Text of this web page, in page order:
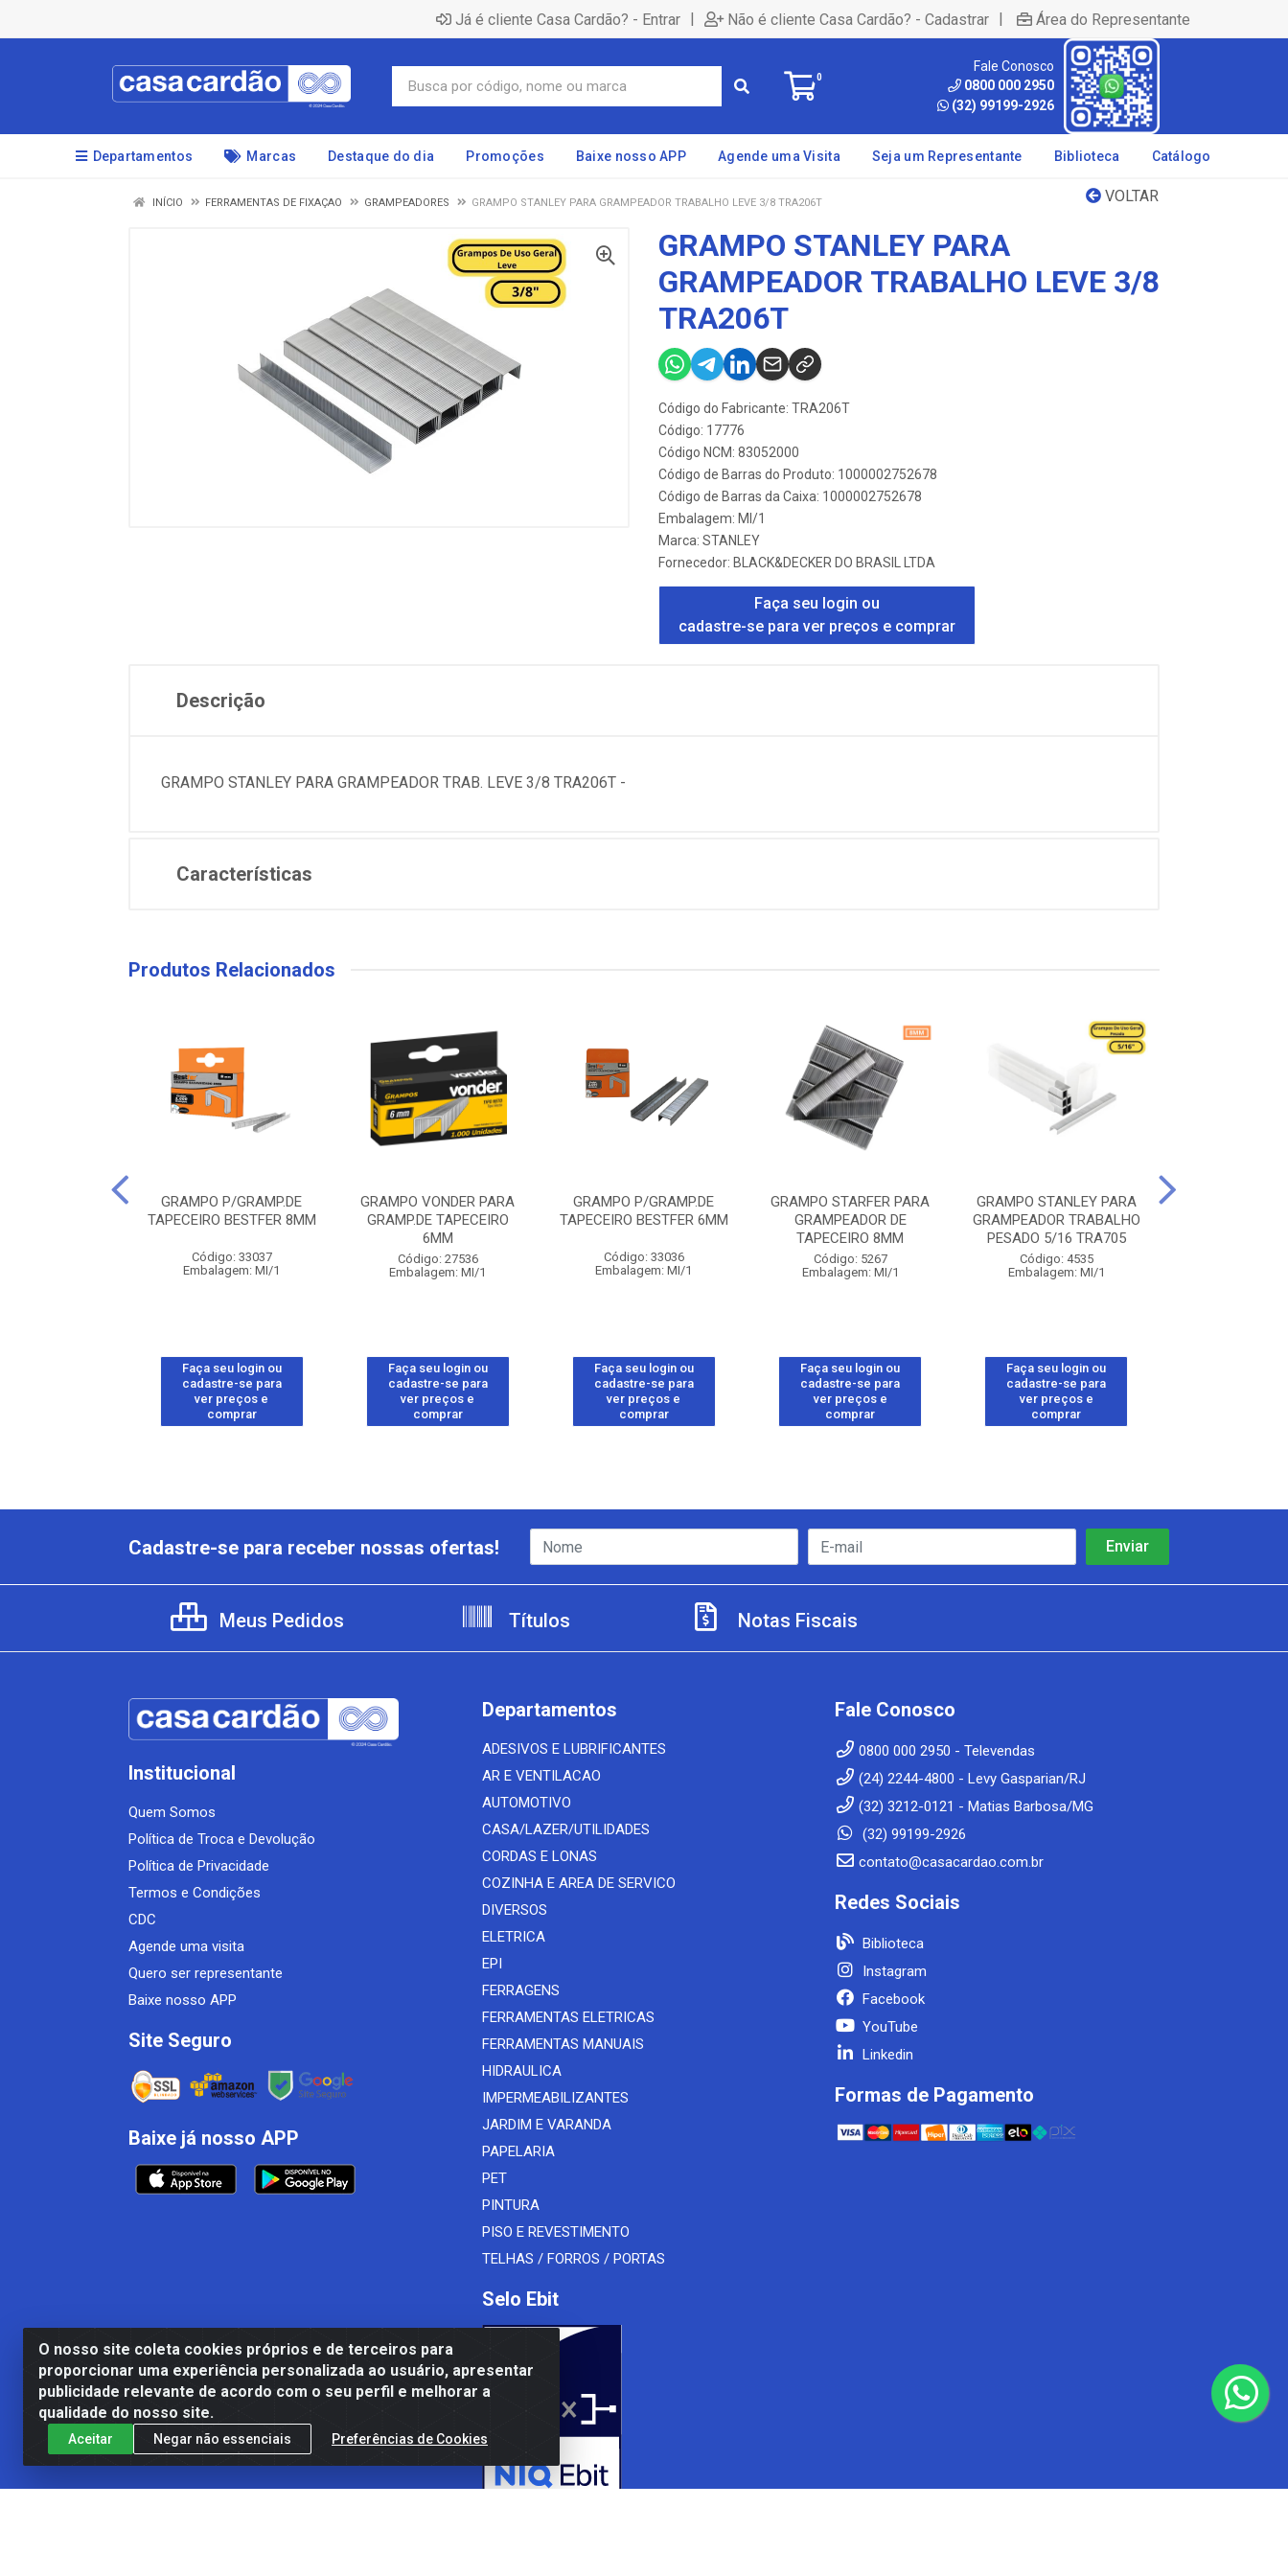
Já é cliente Casa Cardão? - Entrar | Não é cliente Casa Cardão? - Cadastrar | Área do Representante
0
Fale Conosco
0800 000 2950
(32) 99199-2926
Departamentos Marcas Destaque do dia Promoções Baixe nosso APP Agende uma Visita Seja um Representante Biblioteca Catálogo
VOLTAR
INÍCIO FERRAMENTAS DE FIXAÇAO GRAMPEADORES GRAMPO STANLEY PARA GRAMPEADOR TRABALHO LEVE 3/8 TRA206T
GRAMPO STANLEY PARA
GRAMPEADOR TRABALHO LEVE 3/8
TRA206T
Código do Fabricante: TRA206T
Código: 17776
Código NCM: 83052000
Código de Barras do Produto: 1000002752678
Código de Barras da Caixa: 1000002752678
Embalagem: MI/1
Marca: STANLEY
Fornecedor: BLACK&DECKER DO BRASIL LTDA
Faça seu login ou
cadastre-se para ver preços e comprar
Descrição
GRAMPO STANLEY PARA GRAMPEADOR TRAB. LEVE 3/8 TRA206T -
Características
Produtos Relacionados
GRAMPO P/GRAMP.DE
TAPECEIRO BESTFER 8MM
Código: 33037
Embalagem: MI/1
Faça seu login ou
cadastre-se para
ver preços e
comprar
GRAMPO VONDER PARA
GRAMP.DE TAPECEIRO
6MM
Código: 27536
Embalagem: MI/1
Faça seu login ou
cadastre-se para
ver preços e
comprar
GRAMPO P/GRAMP.DE
TAPECEIRO BESTFER 6MM
Código: 33036
Embalagem: MI/1
Faça seu login ou
cadastre-se para
ver preços e
comprar
GRAMPO STARFER PARA
GRAMPEADOR DE
TAPECEIRO 8MM
Código: 5267
Embalagem: MI/1
Faça seu login ou
cadastre-se para
ver preços e
comprar
GRAMPO STANLEY PARA
GRAMPEADOR TRABALHO
PESADO 5/16 TRA705
Código: 4535
Embalagem: MI/1
Faça seu login ou
cadastre-se para
ver preços e
comprar
O nosso site coleta cookies próprios e de terceiros para
proporcionar uma experiência personalizada ao usuário, apresentar
publicidade relevante de acordo com o seu perfil e melhorar a
qualidade do nosso site.
Aceitar Negar não essenciais Preferências de Cookies
Cadastre-se para receber nossas ofertas!
Meus Pedidos Títulos Notas Fiscais
Institucional
Quem Somos
Política de Troca e Devolução
Política de Privacidade
Termos e Condições
CDC
Agende uma visita
Quero ser representante
Baixe nosso APP
Site Seguro
Baixe já nosso APP
Departamentos
ADESIVOS E LUBRIFICANTES
AR E VENTILACAO
AUTOMOTIVO
CASA/LAZER/UTILIDADES
CORDAS E LONAS
COZINHA E AREA DE SERVICO
DIVERSOS
ELETRICA
EPI
FERRAGENS
FERRAMENTAS ELETRICAS
FERRAMENTAS MANUAIS
HIDRAULICA
IMPERMEABILIZANTES
JARDIM E VARANDA
PAPELARIA
PET
PINTURA
PISO E REVESTIMENTO
TELHAS / FORROS / PORTAS
Selo Ebit
Fale Conosco
0800 000 2950 - Televendas
(24) 2244-4800 - Levy Gasparian/RJ
(32) 3212-0121 - Matias Barbosa/MG
(32) 99199-2926
contato@casacardao.com.br
Redes Sociais
Biblioteca
Instagram
Facebook
YouTube
Linkedin
Formas de Pagamento